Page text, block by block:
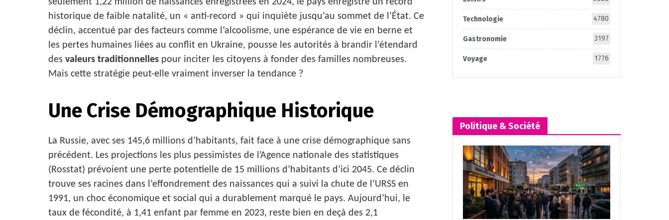
seulement 1,22 million de naissances enregistrées en 2024, le pays enregistre un record
historique de faible natalité, un « anti-record » qui inquiète jusqu’au sommet de l’État. Ce
déclin, accentué par des facteurs comme l’alcoolisme, une espérance de vie en berne et
les pertes humaines liées au conflit en Ukraine, pousse les autorités à brandir l’étendard
des valeurs traditionnelles pour inciter les citoyens à fonder des familles nombreuses.
Mais cette stratégie peut-elle vraiment inverser la tendance ?
Une Crise Démographique Historique
La Russie, avec ses 145,6 millions d’habitants, fait face à une crise démographique sans
précédent. Les projections les plus pessimistes de l’Agence nationale des statistiques
(Rosstat) prévoient une perte potentielle de 15 millions d’habitants d’ici 2045. Ce déclin
trouve ses racines dans l’effondrement des naissances qui a suivi la chute de l’URSS en
1991, un choc économique et social qui a durablement marqué le pays. Aujourd’hui, le
taux de fécondité, à 1,41 enfant par femme en 2023, reste bien en deçà des 2,1
Technologie 4780
Gastronomie 3197
Voyage 1776
Politique & Société